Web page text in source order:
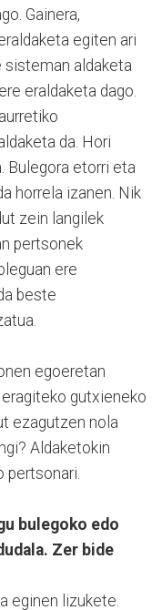
Gainera,
egiten ari
sisteman aldaketa
eraldaketa dago.
da. Hori
Bulegora etorri eta
horrela izanen. Nik
zein langilek
pertsonek
ere
beste
egoeretan
gutxieneko
ezagutzen nola
Aldaketokin
pertsonari.
bulegoko edo
Zer bide
eginen lizukete.